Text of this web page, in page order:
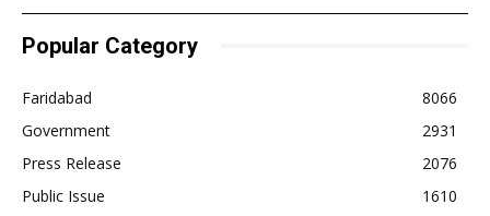
Popular Category
Faridabad
8066
Government
2931
Press Release
2076
Public Issue
1610